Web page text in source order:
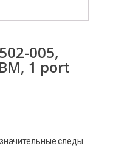
005,
1 port
следы